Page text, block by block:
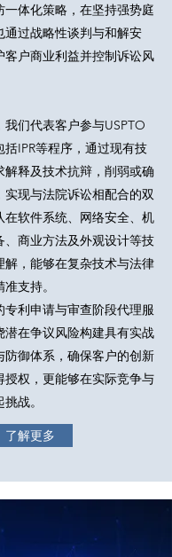
一体化策略，在坚持强势庭
通过战略性谈判与和解安
客户商业利益并控制诉讼风
们代表客户参与USPTO
IPR等程序，通过现有技
解释及技术抗辩，削弱或确
现与法院诉讼相配合的双
在软件系统、网络安全、机
、商业方法及外观设计等技
解，能够在复杂技术与法律
支持。
专利申请与审查阶段代理服
潜在争议风险构建具有实战
防御体系，确保客户的创新
授权，更能够在实际竞争与
战。
了解更多